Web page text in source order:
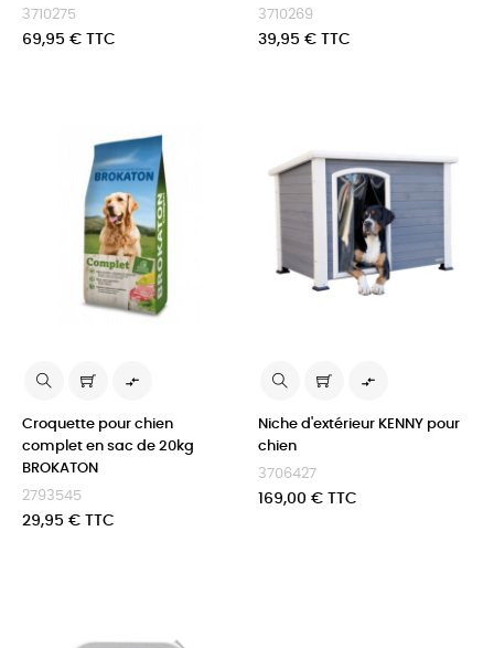
3710275
Prix
69,95 € TTC
3710269
Prix
39,95 € TTC

Croquette pour chien
complet en sac de 20kg
BROKATON
2793545
Prix
29,95 € TTC

Niche d'extérieur KENNY pour
chien
3706427
Prix
169,00 € TTC